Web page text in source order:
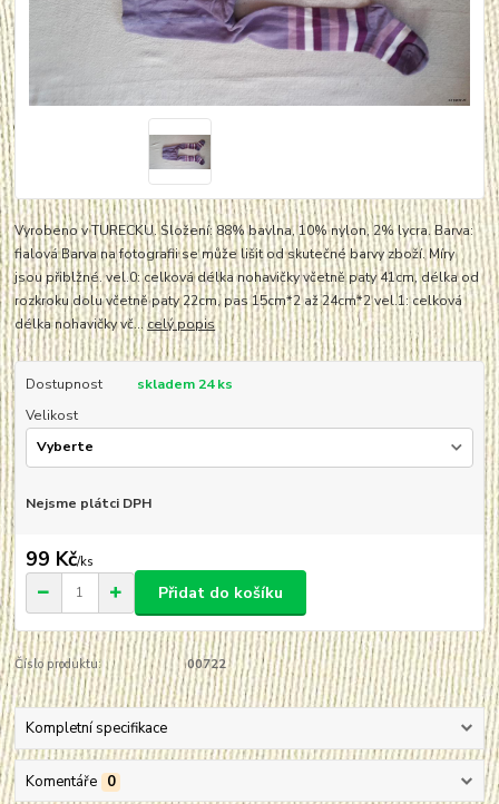
Vyrobeno v TURECKU. Složení: 88% bavlna, 10% nylon, 2% lycra. Barva:
fialová Barva na fotografii se může lišit od skutečné barvy zboží. Míry
jsou přiblžné. vel.0: celková délka nohavičky včetně paty 41cm, délka od
rozkroku dolu včetně paty 22cm, pas 15cm*2 až 24cm*2 vel.1: celková
délka nohavičky vč...celý popis
Dostupnost
skladem 24 ks
Velikost
Nejsme plátci DPH
99 Kč/ks
Přidat do košíku
Číslo produktu: 00722
Kompletní specifikace
Komentáře 0